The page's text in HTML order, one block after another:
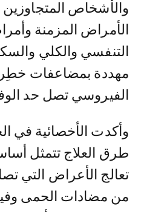
الأمراض المزمنة
التنفسي والكلي
مهددة بمضاعفات
الفيروسي تصل حد
وأكدت الأخصائية في
طرق العلاج تتمثل
تعالج الأعراض التي
من مضادات الحمى